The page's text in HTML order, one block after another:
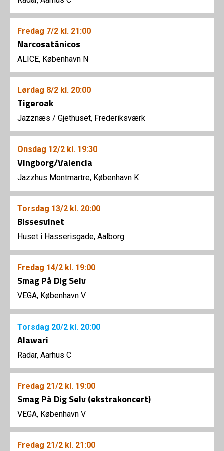
Fredag 7/2 kl. 21:00
Narcosatánicos
ALICE, København N
Lørdag 8/2 kl. 20:00
Tigeroak
Jazznæs / Gjethuset, Frederiksværk
Onsdag 12/2 kl. 19:30
Vingborg/Valencia
Jazzhus Montmartre, København K
Torsdag 13/2 kl. 20:00
Bissesvinet
Huset i Hasserisgade, Aalborg
Fredag 14/2 kl. 19:00
Smag På Dig Selv
VEGA, København V
Torsdag 20/2 kl. 20:00
Alawari
Radar, Aarhus C
Fredag 21/2 kl. 19:00
Smag På Dig Selv (ekstrakoncert)
VEGA, København V
Fredag 21/2 kl. 21:00